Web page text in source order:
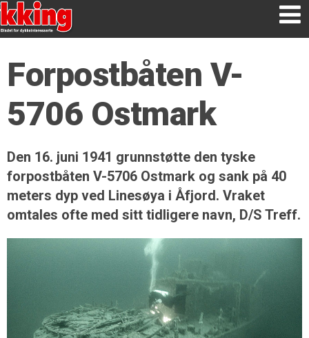
Forpostbåten V-
5706 Ostmark
Den 16. juni 1941 grunnstøtte den tyske
forpostbåten V-5706 Ostmark og sank på 40
meters dyp ved Linesøya i Åfjord. Vraket
omtales ofte med sitt tidligere navn, D/S Treff.